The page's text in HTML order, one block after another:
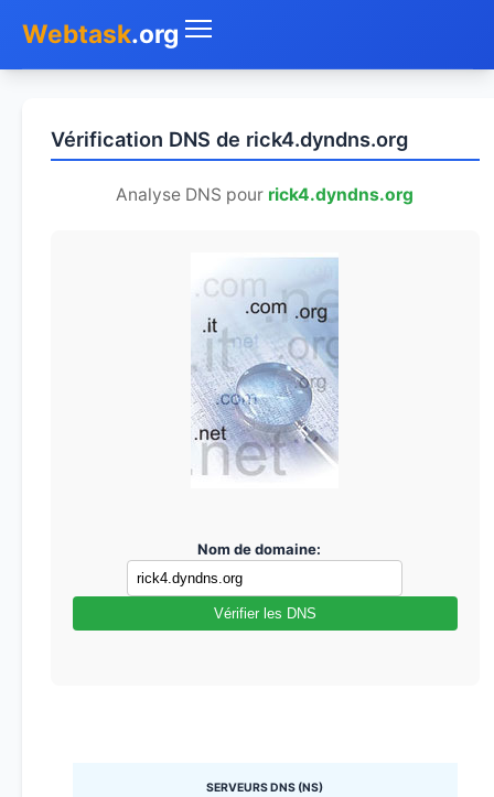
Webtask.org
Whois
Vérification DNS de rick4.dyndns.org
Analyse DNS pour rick4.dyndns.org
Nom de domaine:
Vérifier les DNS
SERVEURS DNS (NS)